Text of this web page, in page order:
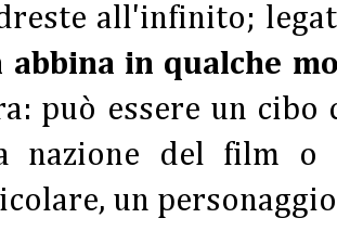
all'infinito;
abbina in qualche
può essere un
nazione del film o
un